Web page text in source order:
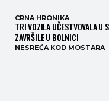
CRNA HRONIKA
TRI VOZILA UČESTVOVALA U
ZAVRŠILE U BOLNICI
NESREĆA KOD MOSTARA